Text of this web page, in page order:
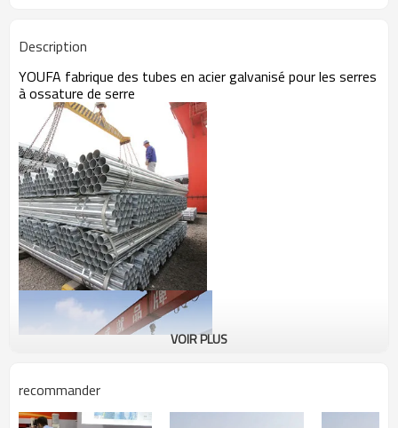
Description
YOUFA fabrique des tubes en acier galvanisé pour les serres
à ossature de serre
VOIR PLUS
recommander